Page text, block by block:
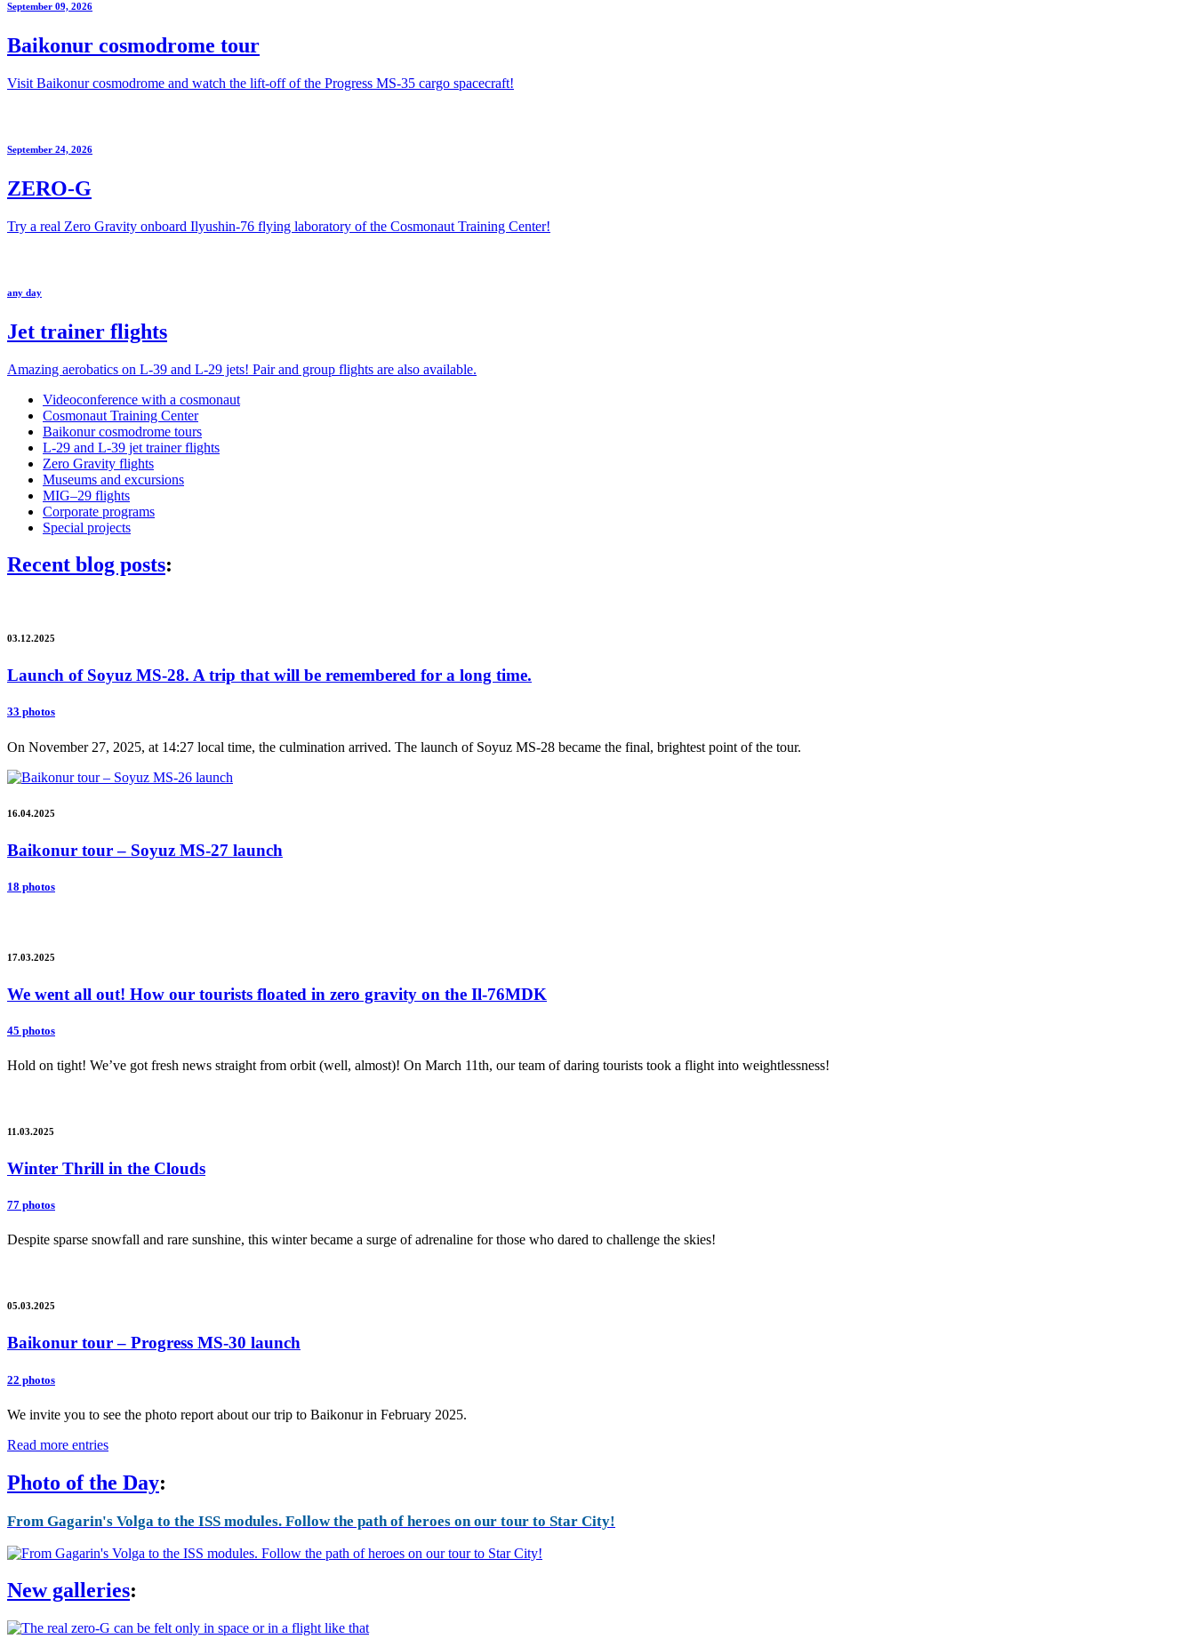
September 09, 2026
Baikonur cosmodrome tour
Visit Baikonur cosmodrome and watch the lift-off of the Progress MS-35 cargo spacecraft!
September 24, 2026
ZERO-G
Try a real Zero Gravity onboard Ilyushin-76 flying laboratory of the Cosmonaut Training Center!
any day
Jet trainer flights
Amazing aerobatics on L-39 and L-29 jets! Pair and group flights are also available.
Videoconference with a cosmonaut
Cosmonaut Training Center
Baikonur cosmodrome tours
L-29 and L-39 jet trainer flights
Zero Gravity flights
Museums and excursions
MIG–29 flights
Corporate programs
Special projects
Recent blog posts:
03.12.2025
Launch of Soyuz MS-28. A trip that will be remembered for a long time.
33 photos
On November 27, 2025, at 14:27 local time, the culmination arrived. The launch of Soyuz MS-28 became the final, brightest point of the tour.
16.04.2025
Baikonur tour – Soyuz MS-27 launch
18 photos
17.03.2025
We went all out! How our tourists floated in zero gravity on the Il-76MDK
45 photos
Hold on tight! We’ve got fresh news straight from orbit (well, almost)! On March 11th, our team of daring tourists took a flight into weightlessness!
11.03.2025
Winter Thrill in the Clouds
77 photos
Despite sparse snowfall and rare sunshine, this winter became a surge of adrenaline for those who dared to challenge the skies!
05.03.2025
Baikonur tour – Progress MS-30 launch
22 photos
We invite you to see the photo report about our trip to Baikonur in February 2025.
Read more entries
Photo of the Day:
From Gagarin's Volga to the ISS modules. Follow the path of heroes on our tour to Star City!
New galleries: